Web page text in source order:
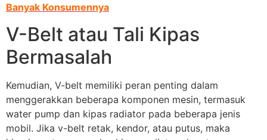
Banyak Konsumennya
V-Belt atau Tali Kipas
Bermasalah
Kemudian, V-belt memiliki peran penting dalam
menggerakkan beberapa komponen mesin, termasuk
water pump dan kipas radiator pada beberapa jenis
mobil. Jika v-belt retak, kendor, atau putus, maka